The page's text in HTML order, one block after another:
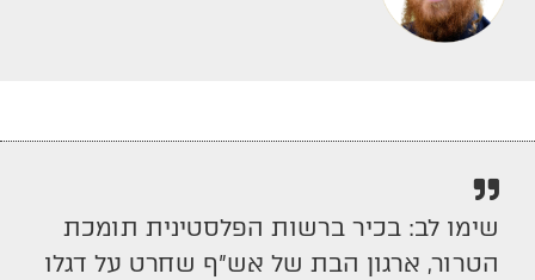
שימו לב: בכיר ברשות הפלסטינית תומכת
הטרור, ארגון הבת של אש״ף שחרט על דגלו